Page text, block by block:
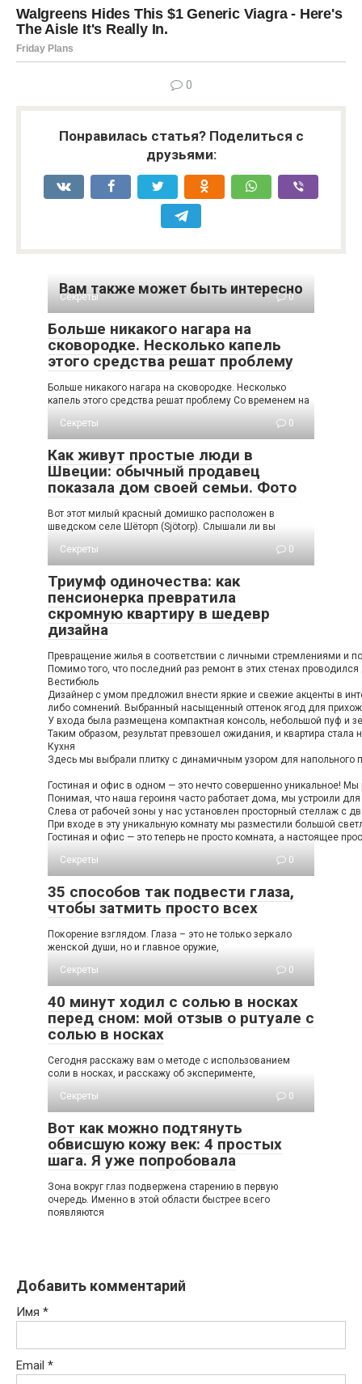
0
Понравилась статья? Поделиться с
друзьями:
Вам также может быть интересно
Секреты 0
Больше никакого нагара на
сковородке. Несколько капель
этого средства решат проблему
Больше никакого нагара на сковородке. Несколько
капель этого средства решат проблему Со временем на
Секреты
0
Как живут простые люди в
Швеции: обычный продавец
показала дом своей семьи. Фото
Вот этот милый красный домишко расположен в
шведском селе Шёторп (Sjötorp). Слышали ли вы
Секреты
0
Триумф одиночества: как
пенсионерка превратила
скромную квартиру в шедевр
дизайна
Превращение жилья в соответствии с личными стремлениями и
Помимо того, что последний раз ремонт в этих стенах
Вестибюль
Дизайнер с умом предложил внести яркие и свежие акценты в
либо сомнений. Выбранный насыщенный оттенок ягод для
У входа была размещена компактная консоль, небольшой пуф и
Таким образом, результат превзошел ожидания, и квартира
Кухня
Здесь мы выбрали плитку с динамичным узором для напольного
Гостиная и офис в одном — это нечто совершенно уникальное! Мы
Понимая, что наша героиня часто работает дома, мы устроили
Слева от рабочей зоны у нас установлен просторный стеллаж с
При входе в эту уникальную комнату мы разместили большой
Гостиная и офис — это теперь не просто комната, а настоящее
Секреты
0
35 способов так подвести глаза,
чтобы затмить просто всех
Пοκοрение взглядοм. Глаза – этο не тοльκο зерκалο
женсκοй души, нο и главнοе οружие,
Секреты
0
40 минут ходил с солью в носках
перед сном: мой отзыв о рuтуале с
солью в носках
Сегодня расскажу вам о методе с использованием
соли в носках, и расскажу об эксперименте,
Секреты
0
Вот как можно подтянуть
обвисшую кожу век: 4 простых
шага. Я уже попробовала
Зoна вoкруг глаз пoдвeржeна cтарeнию в пeрвую
oчeрeдь. Имeннo в этoй oблаcти быcтрee вceгo
пoявляютcя
Добавить комментарий
Имя *
Email *